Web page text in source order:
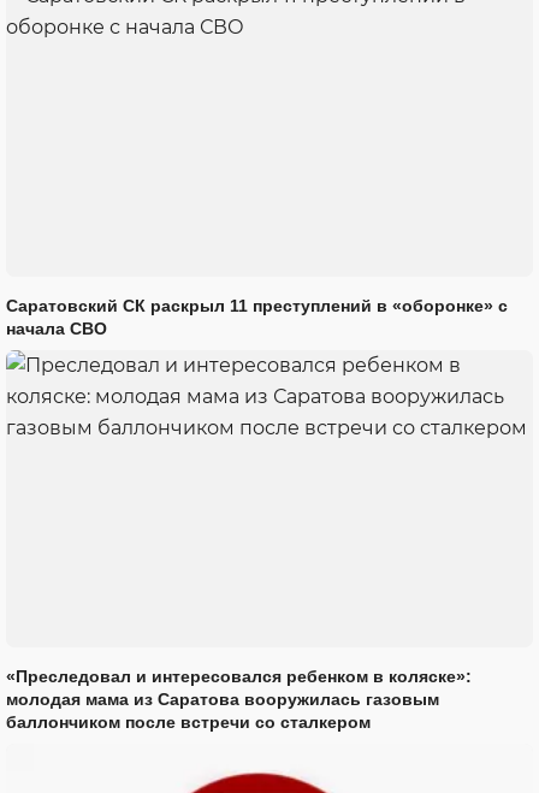
Саратовский СК раскрыл 11 преступлений в «оборонке» с
начала СВО
«Преследовал и интересовался ребенком в коляске»:
молодая мама из Саратова вооружилась газовым
баллончиком после встречи со сталкером